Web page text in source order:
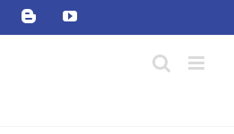
FacebookBloggerYouTube